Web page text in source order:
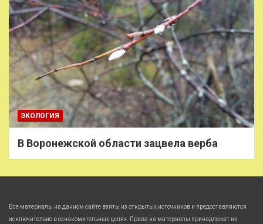
ЭКОЛОГИЯ
В Воронежской области зацвела верба
Все материалы на данном сайте взяты из открытых источников и предоставляются
исключительно в ознакомительных целях. Права на материалы принадлежат их